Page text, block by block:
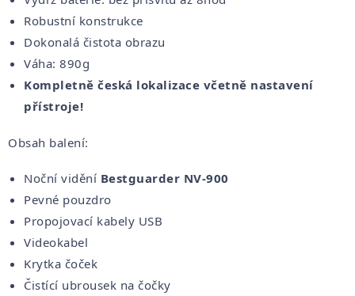
Robustní konstrukce
Dokonalá čistota obrazu
Váha: 890g
Kompletně česká lokalizace včetně nastavení
přístroje!
Obsah balení:
Noční vidění Bestguarder NV-900
Pevné pouzdro
Propojovací kabely USB
Videokabel
Krytka čoček
Čistící ubrousek na čočky